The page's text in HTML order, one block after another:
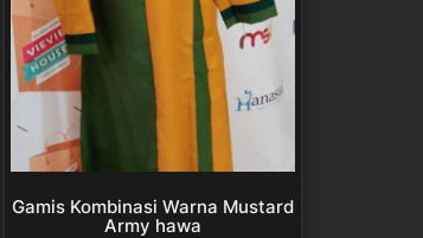
Gamis Kombinasi Warna Mustard
Army hawa